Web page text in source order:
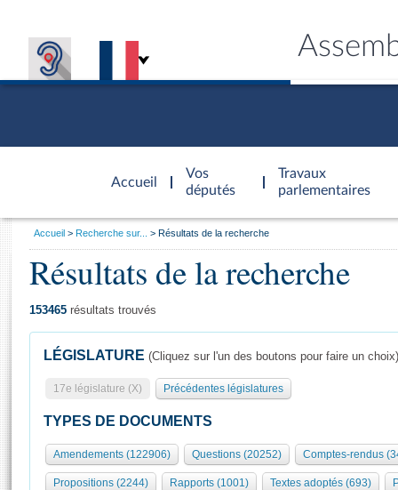
Accueil
d'accueil
Vos
députés
Travaux
parlementaires
Présidence
577 députés
Groupes politiques
Séance publique
Commissions et autres organes
Europe et International
Général
Rôle et pouvoirs de l'Assemblée
Organisation de l'Assemblée
Présidence Conférence des Présidents Bureau Collège des
Visiter l'Assemblée
Visite virtuelle du palais Bourbon
Assister à une séance
Vous
Accueil Recherche sur... Résultats de la recherche
Résultats de la recherche
153465 résultats trouvés
LÉGISLATURE (Cliquez sur l'un des boutons pour faire un choix)
17e législature (X) Précédentes législatures
TYPES DE DOCUMENTS
Amendements (122906) Questions (20252) Comptes-rendus
Propositions (2244) Rapports (1001) Textes adoptés (693)